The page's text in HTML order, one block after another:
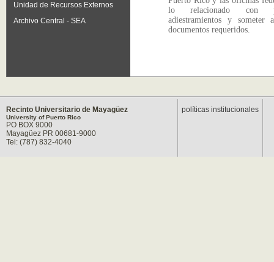
Unidad de Recursos Externos
Archivo Central - SEA
lo relacionado con
adiestramientos y someter
documentos requeridos.
Recinto Universitario de Mayagüez
University of Puerto Rico
PO BOX 9000
Mayagüez PR 00681-9000
Tel: (787) 832-4040
políticas institucionales